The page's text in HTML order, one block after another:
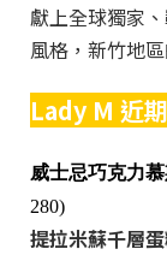
獻上全球獨家
風格，新竹地
Lady M 近
威士忌巧克力
280)
提拉米蘇千層